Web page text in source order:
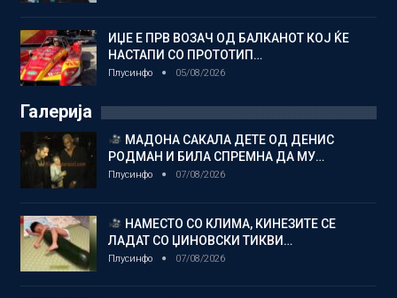
ИЏЕ Е ПРВ ВОЗАЧ ОД БАЛКАНОТ КОЈ ЌЕ
НАСТАПИ СО ПРОТОТИП…
Плусинфо 05/08/2026
Галерија
МАДОНА САКАЛА ДЕТЕ ОД ДЕНИС
РОДМАН И БИЛА СПРЕМНА ДА МУ…
Плусинфо 07/08/2026
НАМЕСТО СО КЛИМА, КИНЕЗИТЕ СЕ
ЛАДАТ СО ЏИНОВСКИ ТИКВИ…
Плусинфо 07/08/2026